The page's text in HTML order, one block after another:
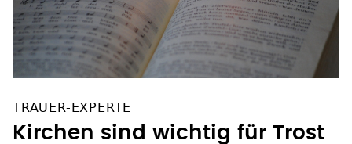
TRAUER-EXPERTE
Kirchen sind wichtig für Trost